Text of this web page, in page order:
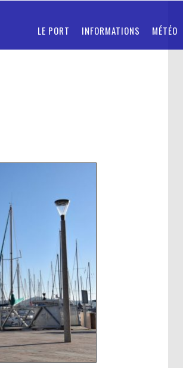
LE PORT INFORMATIONS MÉTÉO